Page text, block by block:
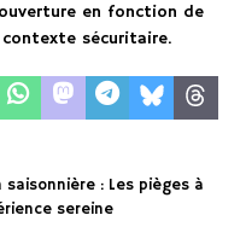
en fonction de
sécuritaire.
: Les pièges à
sereine